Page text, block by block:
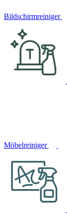
Bildschirmreiniger
Möbelreiniger